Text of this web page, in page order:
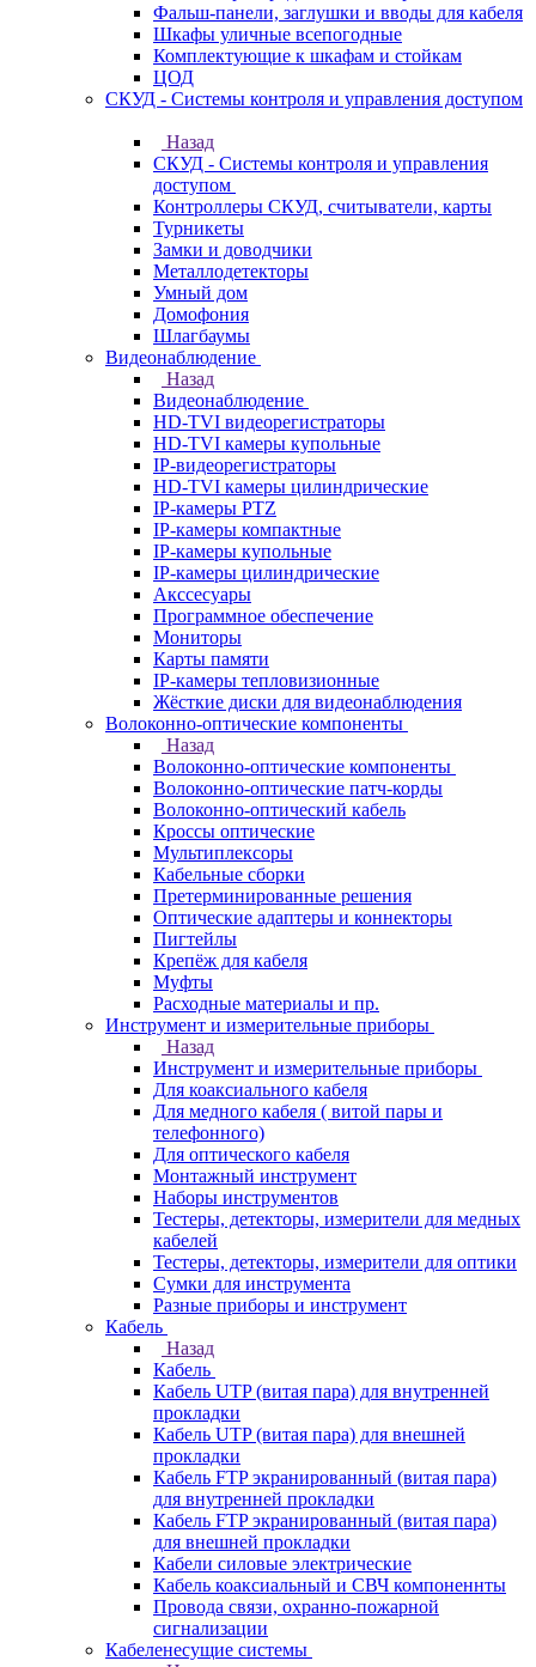
Фальш-панели, заглушки и вводы для кабеля
Шкафы уличные всепогодные
Комплектующие к шкафам и стойкам
ЦОД
СКУД - Системы контроля и управления доступом
Назад
СКУД - Системы контроля и управления
доступом
Контроллеры СКУД, считыватели, карты
Турникеты
Замки и доводчики
Металлодетекторы
Умный дом
Домофония
Шлагбаумы
Видеонаблюдение
Назад
Видеонаблюдение
HD-TVI видеорегистраторы
HD-TVI камеры купольные
IP-видеорегистраторы
HD-TVI камеры цилиндрические
IP-камеры PTZ
IP-камеры компактные
IP-камеры купольные
IP-камеры цилиндрические
Акссесуары
Программное обеспечение
Мониторы
Карты памяти
IP-камеры тепловизионные
Жёсткие диски для видеонаблюдения
Волоконно-оптические компоненты
Назад
Волоконно-оптические компоненты
Волоконно-оптические патч-корды
Волоконно-оптический кабель
Кроссы оптические
Мультиплексоры
Кабельные сборки
Претерминированные решения
Оптические адаптеры и коннекторы
Пигтейлы
Крепёж для кабеля
Муфты
Расходные материалы и пр.
Инструмент и измерительные приборы
Назад
Инструмент и измерительные приборы
Для коаксиального кабеля
Для медного кабеля ( витой пары и
телефонного)
Для оптического кабеля
Монтажный инструмент
Наборы инструментов
Тестеры, детекторы, измерители для медных
кабелей
Тестеры, детекторы, измерители для оптики
Сумки для инструмента
Разные приборы и инструмент
Кабель
Назад
Кабель
Кабель UTP (витая пара) для внутренней
прокладки
Кабель UTP (витая пара) для внешней
прокладки
Кабель FTP экранированный (витая пара)
для внутренней прокладки
Кабель FTP экранированный (витая пара)
для внешней прокладки
Кабели силовые электрические
Кабель коаксиальный и СВЧ компоненнты
Провода связи, охранно-пожарной
сигнализации
Кабеленесущие системы